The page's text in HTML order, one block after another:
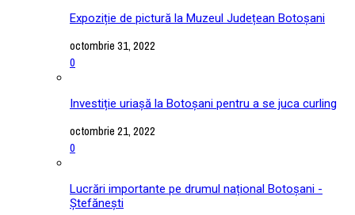
Expoziție de pictură la Muzeul Județean Botoșani
octombrie 31, 2022
0
Investiție uriașă la Botoșani pentru a se juca curling
octombrie 21, 2022
0
Lucrări importante pe drumul național Botoșani -
Ștefănești